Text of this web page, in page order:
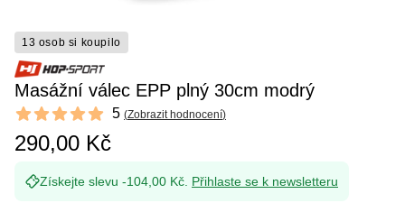
13 osob si koupilo
Masážní válec EPP plný 30cm modrý
Reviews
5 out of 5 stars 5 (Zobrazit hodnocení)
290,00 Kč
Získejte slevu -104,00 Kč. Přihlaste se k newsletteru